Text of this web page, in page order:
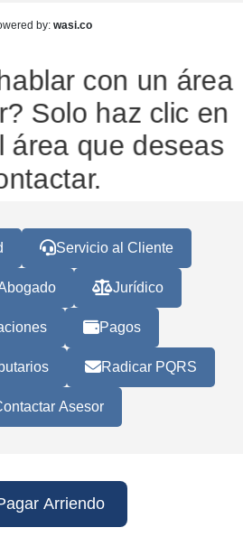
by: wasi.co
con un área
Solo haz clic en
área que deseas
Servicio al Cliente
Jurídico
Pagos
Radicar PQRS
Asesor
Arriendo